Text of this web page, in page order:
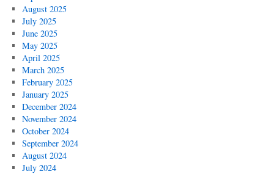
August 2025
July 2025
June 2025
May 2025
April 2025
March 2025
February 2025
January 2025
December 2024
November 2024
October 2024
September 2024
August 2024
July 2024